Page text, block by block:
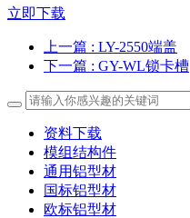
立即下载
上一篇 : LY-2550端盖
下一篇 : GY-WL锁卡槽
资料下载
模组结构件
通用铝型材
国标铝型材
欧标铝型材